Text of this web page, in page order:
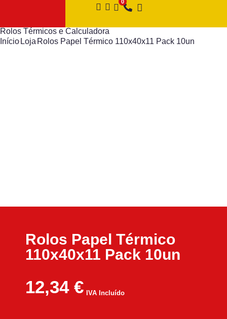
Rolos Térmicos e Calculadora
Início Loja Rolos Papel Térmico 110x40x11 Pack 10un
Rolos Papel Térmico
110x40x11 Pack 10un
12,34 € IVA Incluído